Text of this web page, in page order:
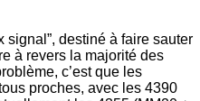
signal”, destiné à faire sauter
à revers la majorité des
c’est que les
proches, avec les 4390